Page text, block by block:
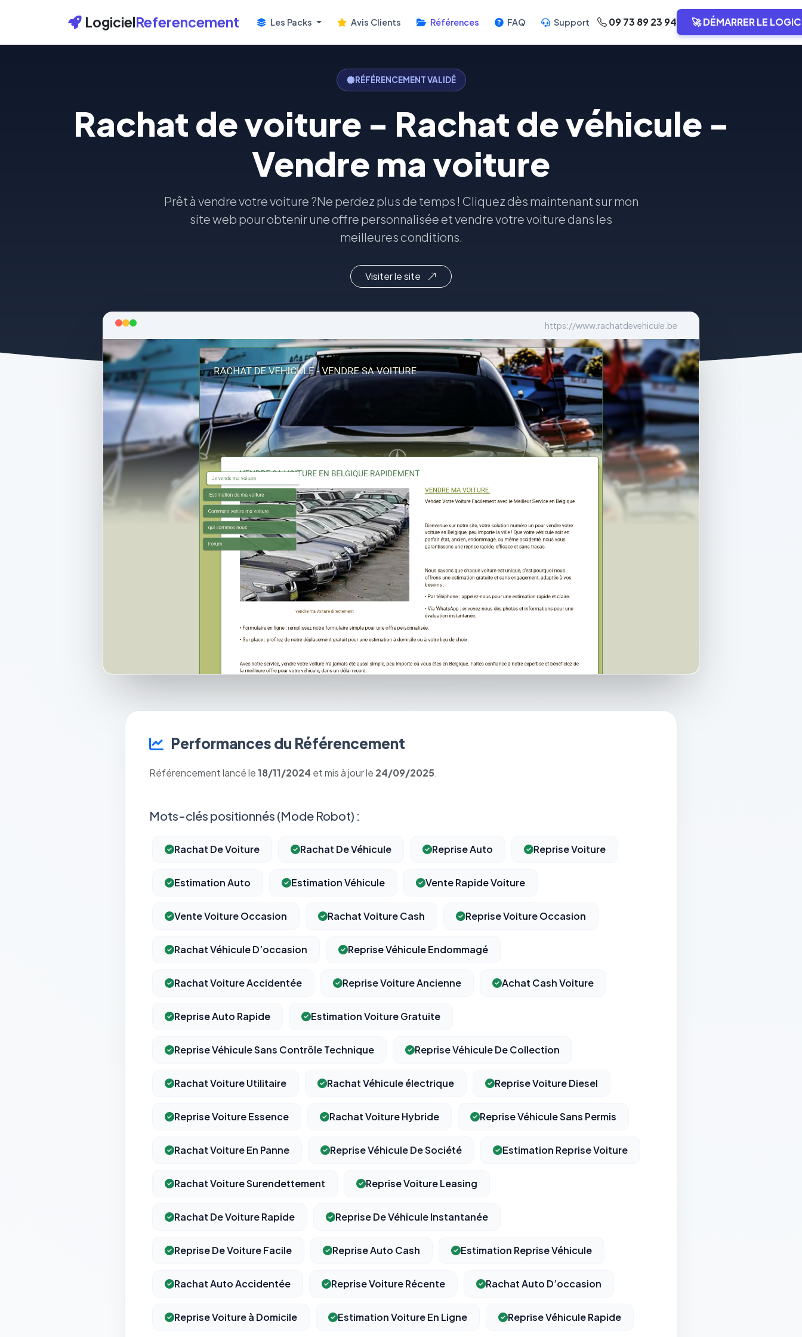
LogicielReferencement Les Packs Avis Clients Références FAQ Support 09 73 89 23 94 🚀 DÉMARRER LE
RÉFÉRENCEMENT VALIDÉ
Rachat de voiture - Rachat de véhicule -
Vendre ma voiture
Prêt à vendre votre voiture ?Ne perdez plus de temps ! Cliquez dès maintenant sur mon
site web pour obtenir une offre personnalisée et vendre votre voiture dans les
meilleures conditions.
Visiter le site
https://www.rachatdevehicule.be
Performances du Référencement
Référencement lancé le18/11/2024 et mis à jour le 24/09/2025.
Mots-clés positionnés (Mode Robot) :
Rachat De Voiture Rachat De Véhicule Reprise Auto Reprise Voiture
Estimation Auto Estimation Véhicule Vente Rapide Voiture
Vente Voiture Occasion Rachat Voiture Cash Reprise Voiture Occasion
Rachat Véhicule D’occasion Reprise Véhicule Endommagé
Rachat Voiture Accidentée Reprise Voiture Ancienne Achat Cash Voiture
Reprise Auto Rapide Estimation Voiture Gratuite
Reprise Véhicule Sans Contrôle Technique Reprise Véhicule De Collection
Rachat Voiture Utilitaire Rachat Véhicule électrique Reprise Voiture Diesel
Reprise Voiture Essence Rachat Voiture Hybride Reprise Véhicule Sans Permis
Rachat Voiture En Panne Reprise Véhicule De Société Estimation Reprise Voiture
Rachat Voiture Surendettement Reprise Voiture Leasing
Rachat De Voiture Rapide Reprise De Véhicule Instantanée
Reprise De Voiture Facile Reprise Auto Cash Estimation Reprise Véhicule
Rachat Auto Accidentée Reprise Voiture Récente Rachat Auto D’occasion
Reprise Voiture à Domicile Estimation Voiture En Ligne Reprise Véhicule Rapide
Nécessaires au fonctionnement du site : session, sécurité,
Cookies analytiques
anonymisées via Google Analytics.